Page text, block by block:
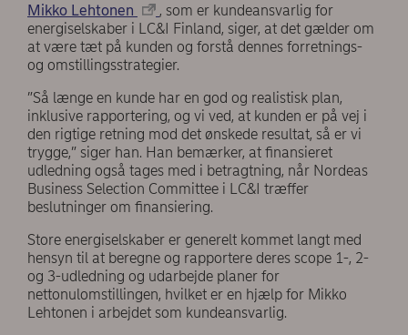
Mikko Lehtonen
, som er kundeansvarlig for
energiselskaber i LC&I Finland, siger, at det gælder om
at være tæt på kunden og forstå dennes forretnings-
og omstillingsstrategier.
”Så længe en kunde har en god og realistisk plan,
inklusive rapportering, og vi ved, at kunden er på vej i
den rigtige retning mod det ønskede resultat, så er vi
trygge,” siger han. Han bemærker, at finansieret
udledning også tages med i betragtning, når Nordeas
Business Selection Committee i LC&I træffer
beslutninger om finansiering.
Store energiselskaber er generelt kommet langt med
hensyn til at beregne og rapportere deres scope 1-, 2-
og 3-udledning og udarbejde planer for
nettonulomstillingen, hvilket er en hjælp for Mikko
Lehtonen i arbejdet som kundeansvarlig.